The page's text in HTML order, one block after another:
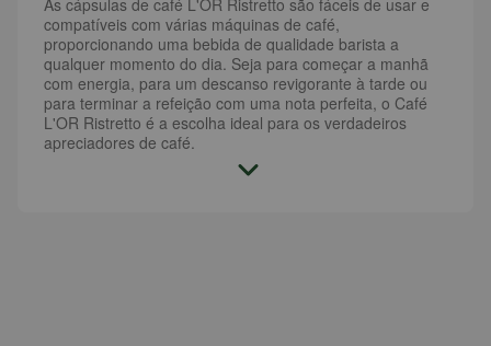
As cápsulas de café L'OR Ristretto são fáceis de usar e
compatíveis com várias máquinas de café,
proporcionando uma bebida de qualidade barista a
qualquer momento do dia. Seja para começar a manhã
com energia, para um descanso revigorante à tarde ou
para terminar a refeição com uma nota perfeita, o Café
L'OR Ristretto é a escolha ideal para os verdadeiros
apreciadores de café.